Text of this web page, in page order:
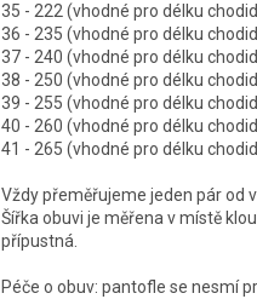
35 - 222 (vhodné pro délku
36 - 235 (vhodné pro délku
37 - 240 (vhodné pro délku
38 - 250 (vhodné pro délku
39 - 255 (vhodné pro délku
40 - 260 (vhodné pro délku
41 - 265 (vhodné pro délku
Vždy přeměřujeme jeden pár od
Šířka obuvi je měřena v místě
přípustná.
Péče o obuv: pantofle se nesmí